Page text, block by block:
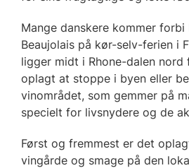
Mange danskere kommer forbi
Beaujolais på kør-selv-ferien i
ligger midt i Rhone-dalen nord
oplagt at stoppe i byen eller
vinområdet, som gemmer på
specielt for livsnydere og de
Først og fremmest er det
vingårde og smage på den